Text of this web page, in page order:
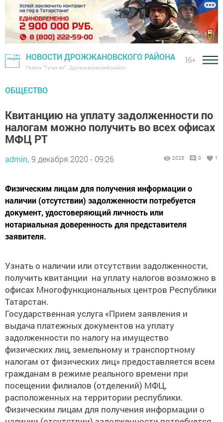
НОВОСТИ ДРОЖЖАНОВСКОГО РАЙОНА
Газета "Туган як" - Дрожжановский район
16+
ОБЩЕСТВО
Квитанцию на уплату задолженности по
налогам можно получить во всех офисах
МФЦ РТ
admin, 9 декабря 2020 - 09:26 2023 0 1
Физическим лицам для получения информации о
наличии (отсутствии) задолженности потребуется
документ, удостоверяющий личность или
нотариальная доверенность для представителя
заявителя.
Узнать о наличии или отсутствии задолженности,
получить квитанции на уплату налогов возможно в
офисах Многофункциональных центров Республики
Татарстан.
Государственная услуга «Прием заявления и
выдача платежных документов на уплату
задолженности по налогу на имущество
физических лиц, земельному и транспортному
налогам от физических лиц» предоставляется всем
гражданам в режиме реального времени при
посещении филиалов (отделений) МФЦ,
расположенных на территории республики.
Физическим лицам для получения информации о